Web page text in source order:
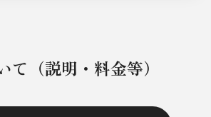
て（説明・料金等）